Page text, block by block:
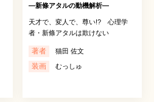
―新條アタルの動機解析―
天才で、変人で、尊い!? 心理学
者・新條アタルは欺けない
著者 猫田 佐文
装画 むっしゅ